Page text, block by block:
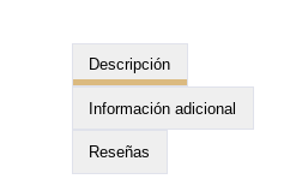
Descripción
Información adicional
Reseñas